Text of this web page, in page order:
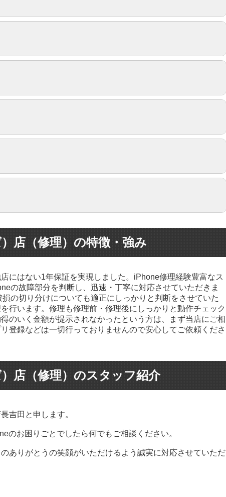
要問い合わせ
要問い合わせ
18,980円
9,580円
8,580円
7,580円
5,980円
7,580円
6,580円
5,980円
5,980円
5,980円
5,980円
要問い合わせ
要問い合わせ
9,980円
3,980円
3,980円
3,980円
3,980円
4,980円
3,980円
3,980円
3,980円
要問い合わせ
要問い合わせ
要問い合わせ
要問い合わせ
要問い合わせ
要問い合わせ
要問い合わせ
要問い合わせ
4,980円
4,980円
要問い合わせ
要問い合わせ
9,980円
9,980円
9,980円
6,980円
6,980円
6,980円
4,980円
4,980円
4,980円
要問い合わせ
12,980円
12,980円
12,980円
12,980円
8,980円
11,980円
7,980円
4,980円
7,980円
4980円～
4980円～
4980円～
4980円～
4980円～
4980円～
4980円～
4980円～
要問い合わせ
要問い合わせ
要問い合わせ
要問い合わせ
要問い合わせ
要問い合わせ
要問い合わせ
要問い合わせ
店（修理）の特徴・強み
にはない1年保証を実現しました。iPhone修理経験豊富なス
の故障部分を判断し、迅速・丁寧に対応させていただきま
の切り分けについても適正にしっかりと判断をさせていた
行います。修理も修理前・修理後にしっかりと動作チェック
のいく金額が提示されなかったという方は、まず当店にご相
登録などは一切行っておりませんので安心してご依頼くださ
店（修理）のスタッフ紹介
吉田と申します。
のお困りごとでしたら何でもご相談ください。
ありがとうの笑顔がいただけるよう誠実に対応させていただ